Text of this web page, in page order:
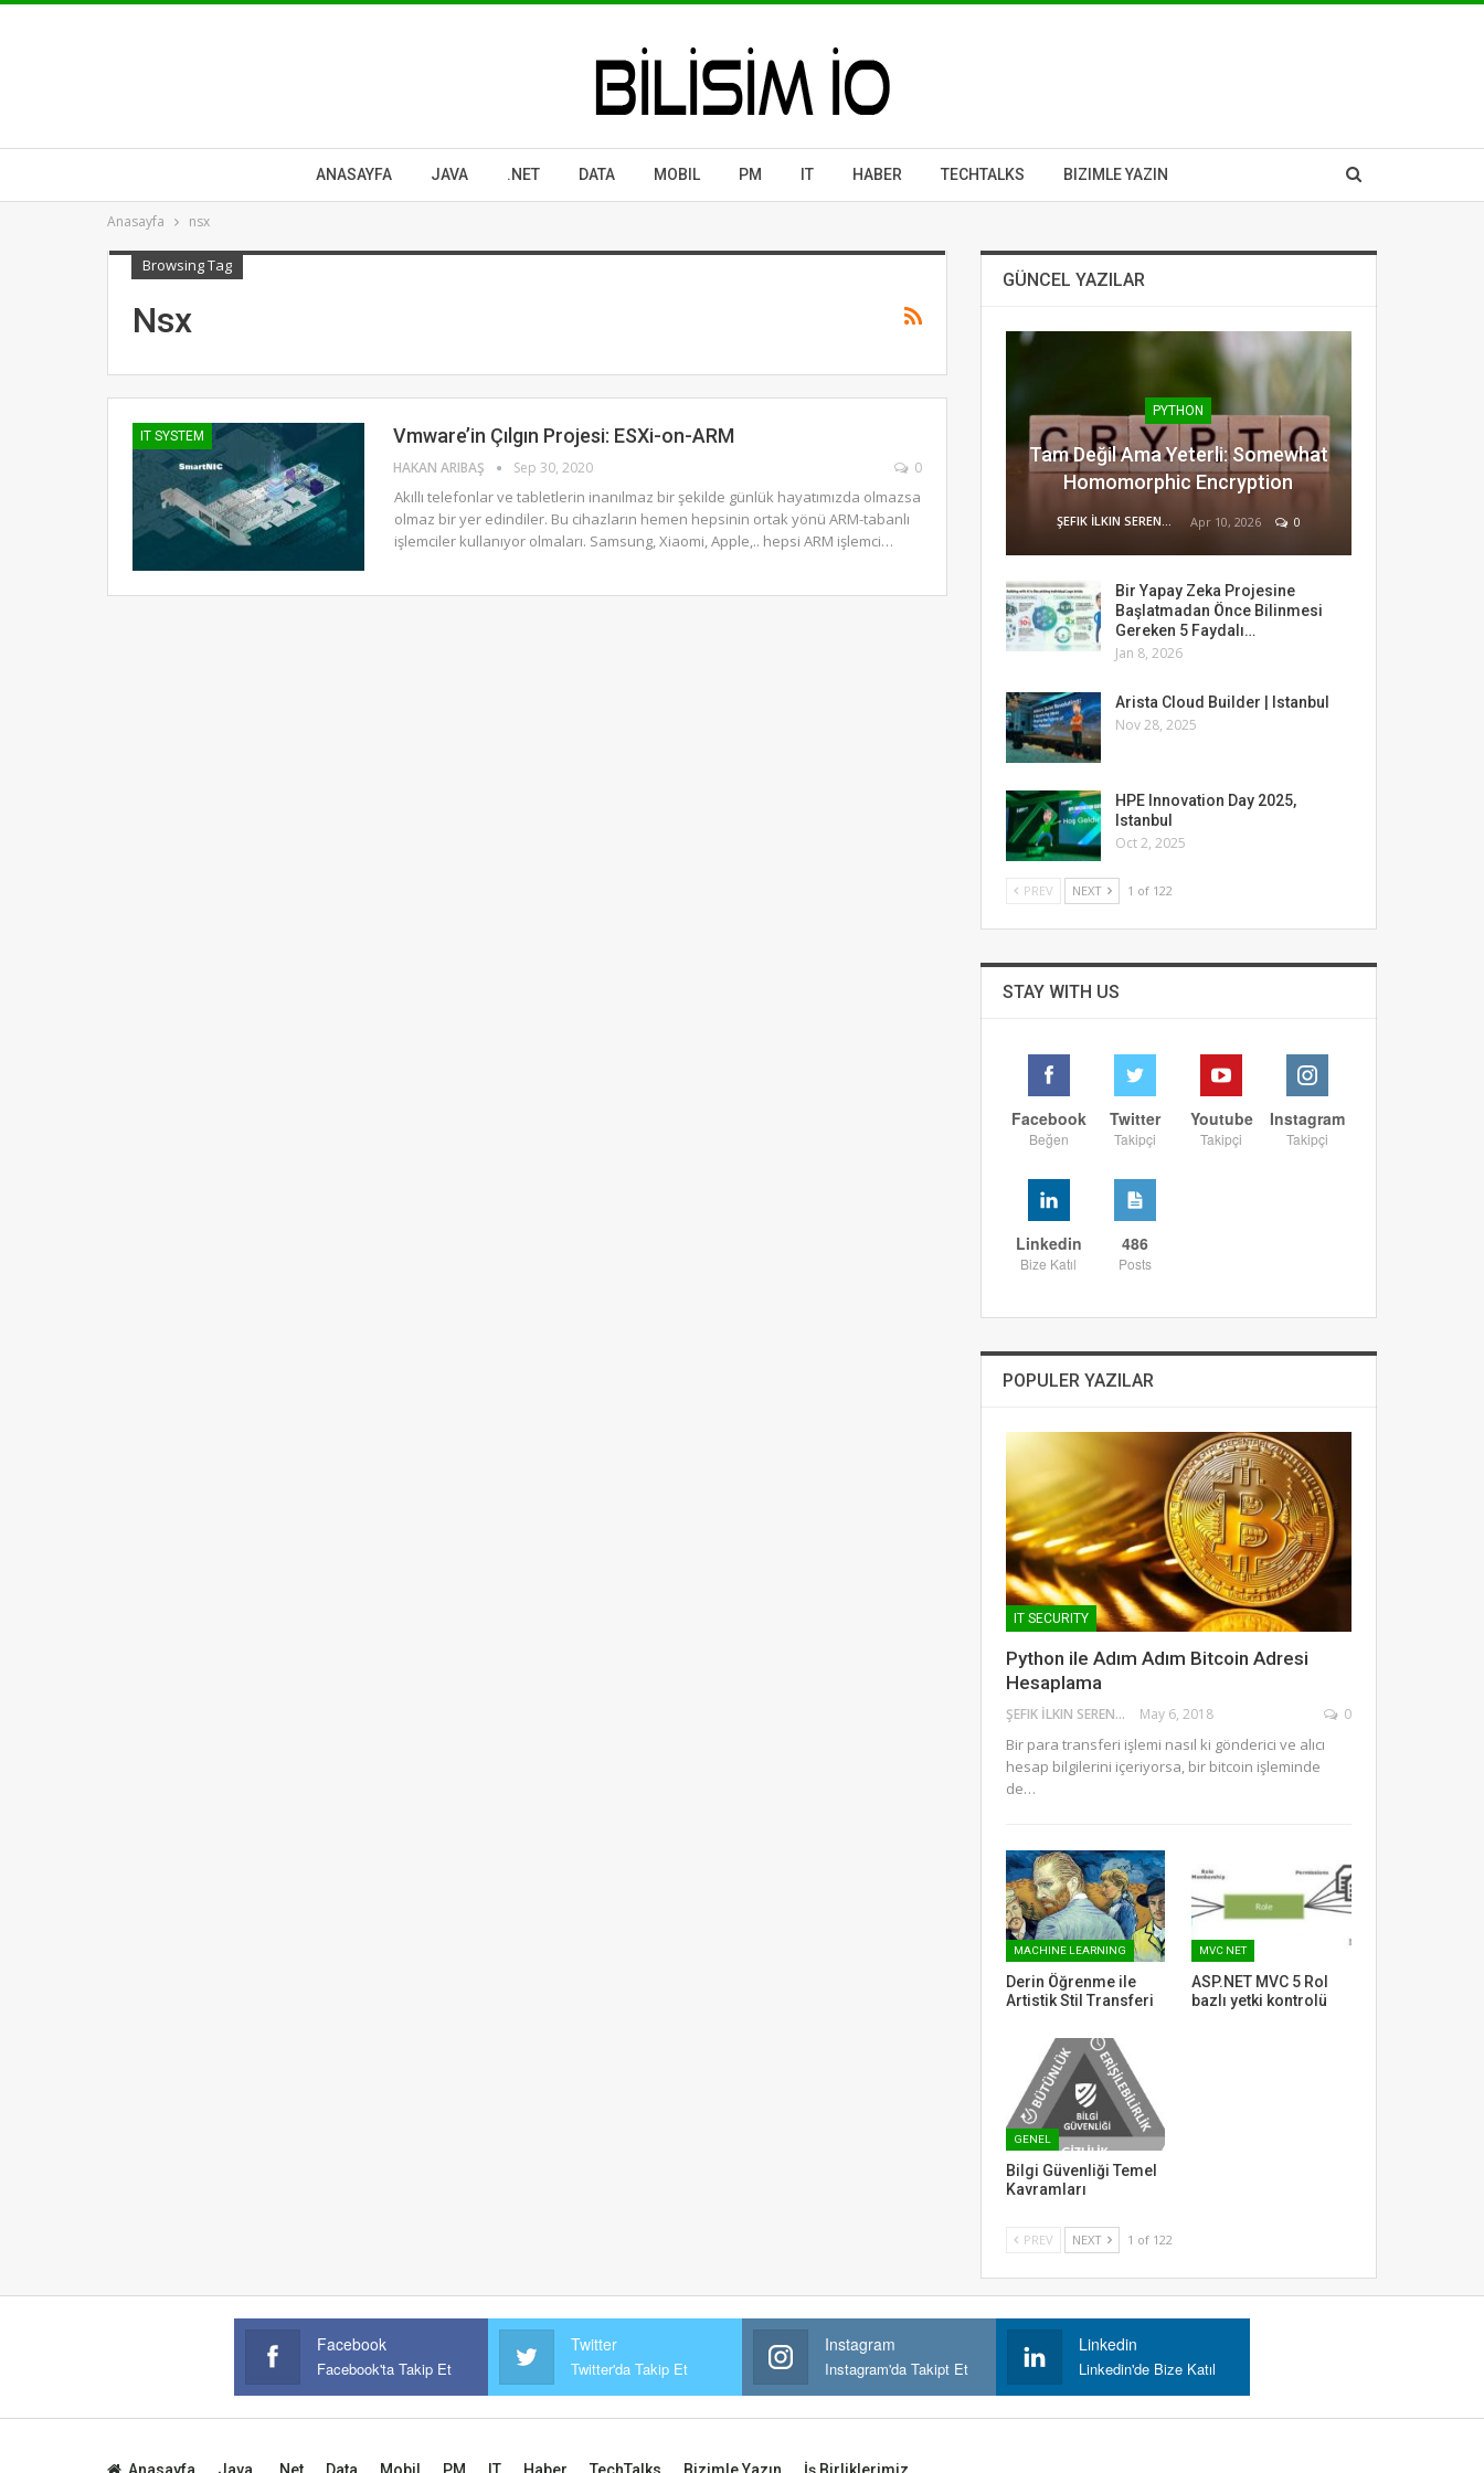
ANASAYFA JAVA .NET DATA MOBIL PM IT HABER TECHTALKS BIZIMLE YAZIN
Anasayfa nsx
Browsing Tag
Nsx
IT SYSTEM Vmware’in Çılgın Projesi: ESXi-on-ARM
HAKAN ARIBAŞ Sep 30, 2020 0
Akıllı telefonlar ve tabletlerin inanılmaz bir şekilde günlük hayatımızda olmazsa
olmaz bir yer edindiler. Bu cihazların hemen hepsinin ortak yönü ARM-tabanlı
işlemciler kullanıyor olmaları. Samsung, Xiaomi, Apple,.. hepsi ARM işlemci…
GÜNCEL YAZILAR
PYTHON
Tam Değil Ama Yeterli: Somewhat
Homomorphic Encryption
ŞEFIK İLKIN SERENGIL Apr 10, 2026 0
Bir Yapay Zeka Projesine
Başlatmadan Önce Bilinmesi
Gereken 5 Faydalı…
Jan 8, 2026
Arista Cloud Builder | Istanbul
Nov 28, 2025
HPE Innovation Day 2025,
Istanbul
Oct 2, 2025
PREV NEXT 1 of 122
STAY WITH US
Facebook
Beğen
Twitter
Takipçi
Youtube
Takipçi
Instagram
Takipçi
Linkedin
Bize Katıl
486
Posts
POPULER YAZILAR
IT SECURITY
Python ile Adım Adım Bitcoin Adresi
Hesaplama
ŞEFIK İLKIN SERENGIL May 6, 2018 0
Bir para transferi işlemi nasıl ki gönderici ve alıcı
hesap bilgilerini içeriyorsa, bir bitcoin işleminde
de…
MACHINE LEARNING
Derin Öğrenme ile
Artistik Stil Transferi
MVC NET
ASP.NET MVC 5 Rol
bazlı yetki kontrolü
GENEL
Bilgi Güvenliği Temel
Kavramları
PREV NEXT 1 of 122
Facebook
Facebook'ta Takip Et
Twitter
Twitter'da Takip Et
Instagram
Instagram'da Takipt Et
Linkedin
Linkedin'de Bize Katıl
Anasayfa Java .Net Data Mobil PM IT Haber TechTalks Bizimle Yazın İş Birliklerimiz